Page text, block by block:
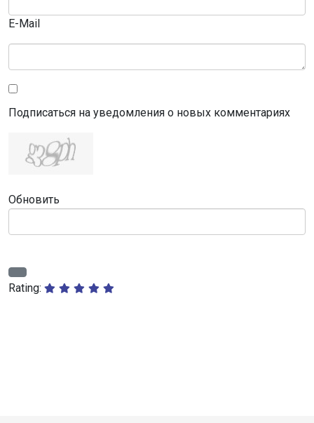
E-Mail
Подписаться на уведомления о новых комментариях
Обновить
Rating: